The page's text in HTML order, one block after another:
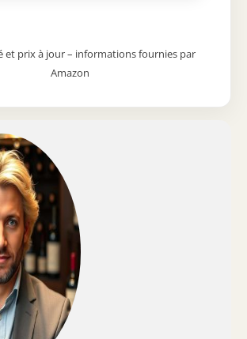
et prix à jour – informations fournies par
Amazon